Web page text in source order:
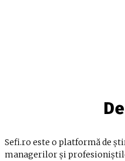
Sefi.ro este o platformă de
managerilor și